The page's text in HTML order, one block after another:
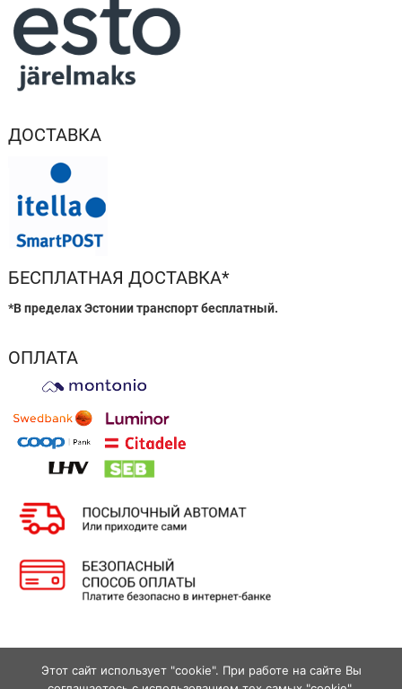
ДОСТАВКА
БЕСПЛАТНАЯ ДОСТАВКА*
*В пределах Эстонии транспорт бесплатный.
ОПЛАТА
facebook
Instagram
Этот сайт использует "cookie". При работе на сайте Вы